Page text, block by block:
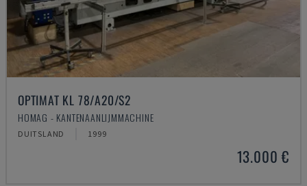
OPTIMAT KL 78/A20/S2
HOMAG - KANTENAANLIJMMACHINE
DUITSLAND 1999
13.000 €